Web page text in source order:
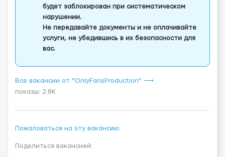
будет заблокирован при систематическом
нарушении.
Не передавайте документы и не оплачивайте
услуги, не убедившись в их безопасности для
вас.
Все вакансии от "OnlyFansProduction" ⟶
показы: 2.8K
Пожаловаться на эту вакансию
Поделиться вакансией: